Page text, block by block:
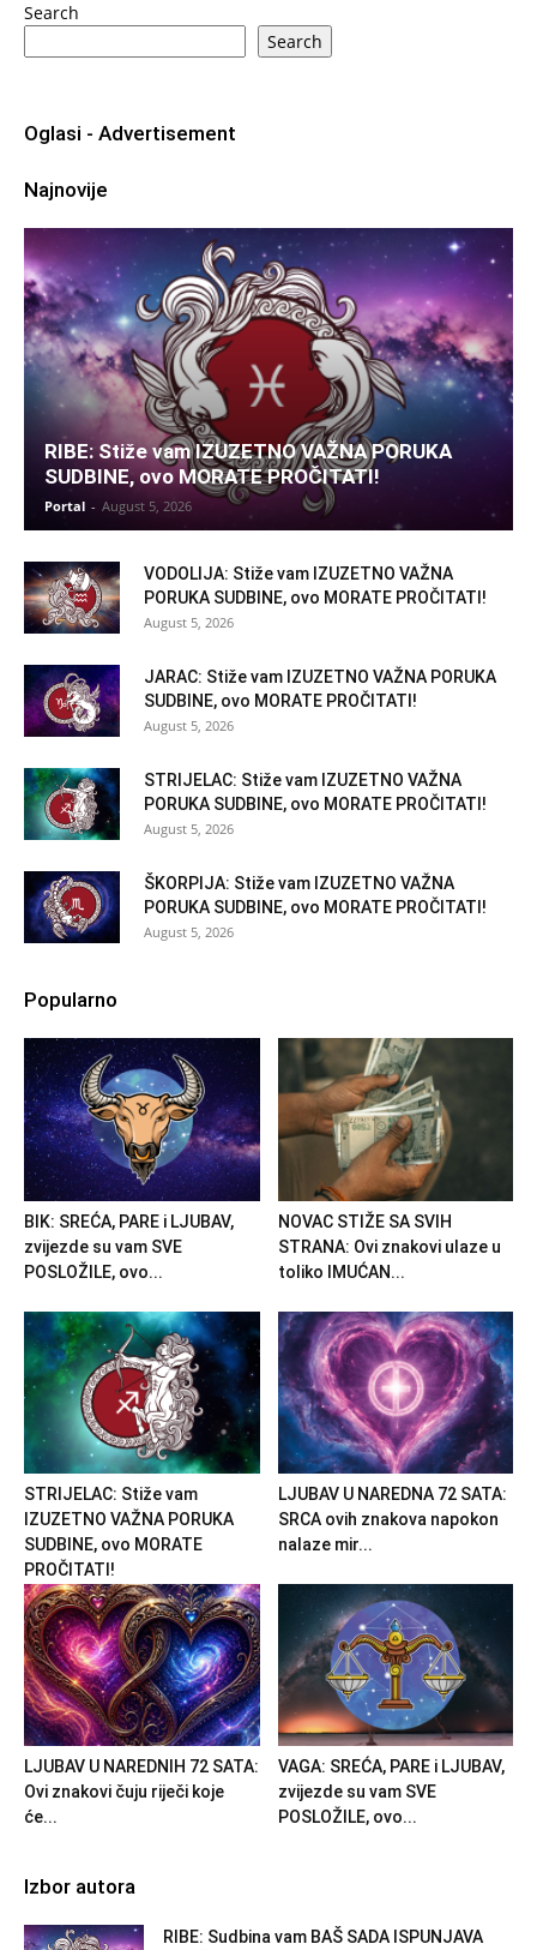
Search
Search
Oglasi - Advertisement
Najnovije
RIBE: Stiže vam IZUZETNO VAŽNA PORUKA
SUDBINE, ovo MORATE PROČITATI!
Portal - August 5, 2026
VODOLIJA: Stiže vam IZUZETNO VAŽNA
PORUKA SUDBINE, ovo MORATE PROČITATI!
August 5, 2026
JARAC: Stiže vam IZUZETNO VAŽNA PORUKA
SUDBINE, ovo MORATE PROČITATI!
August 5, 2026
STRIJELAC: Stiže vam IZUZETNO VAŽNA
PORUKA SUDBINE, ovo MORATE PROČITATI!
August 5, 2026
ŠKORPIJA: Stiže vam IZUZETNO VAŽNA
PORUKA SUDBINE, ovo MORATE PROČITATI!
August 5, 2026
Popularno
BIK: SREĆA, PARE i LJUBAV,
zvijezde su vam SVE
POSLOŽILE, ovo...
NOVAC STIŽE SA SVIH
STRANA: Ovi znakovi ulaze u
toliko IMUĆAN...
STRIJELAC: Stiže vam
IZUZETNO VAŽNA PORUKA
SUDBINE, ovo MORATE
PROČITATI!
LJUBAV U NAREDNA 72 SATA:
SRCA ovih znakova napokon
nalaze mir...
LJUBAV U NAREDNIH 72 SATA:
Ovi znakovi čuju riječi koje
će...
VAGA: SREĆA, PARE i LJUBAV,
zvijezde su vam SVE
POSLOŽILE, ovo...
Izbor autora
RIBE: Sudbina vam BAŠ SADA ISPUNJAVA